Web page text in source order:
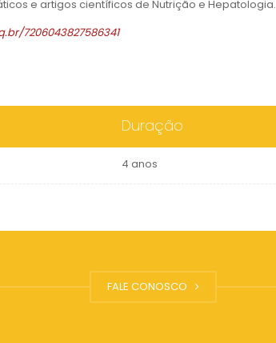
e artigos científicos de Nutrição e Hepatologia.
7206043827586341
Duração
4 anos
FALE CONOSCO